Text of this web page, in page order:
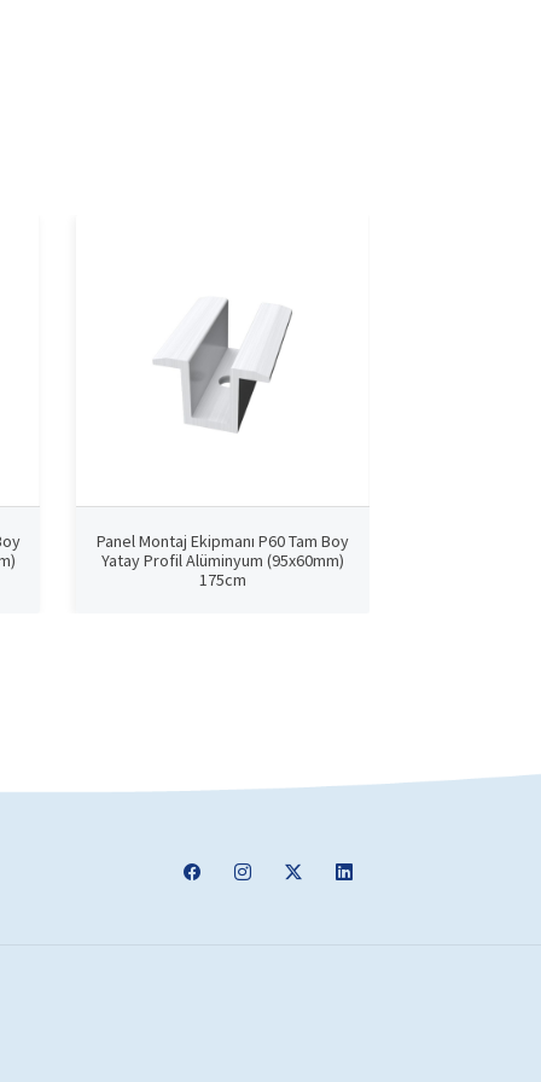
Panel Montaj Ekipmanı P60 Tam Boy
Yatay Profil Alüminyum (95x60mm)
175cm